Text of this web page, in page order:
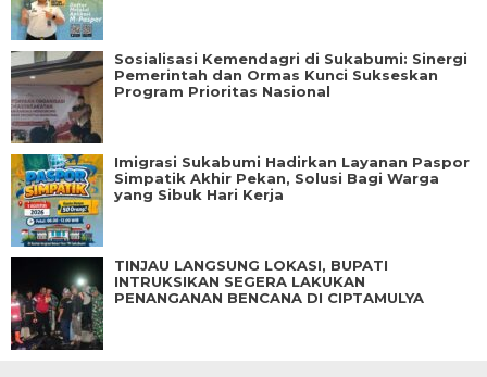
Sosialisasi Kemendagri di Sukabumi: Sinergi
Pemerintah dan Ormas Kunci Sukseskan
Program Prioritas Nasional
Imigrasi Sukabumi Hadirkan Layanan Paspor
Simpatik Akhir Pekan, Solusi Bagi Warga
yang Sibuk Hari Kerja
TINJAU LANGSUNG LOKASI, BUPATI
INTRUKSIKAN SEGERA LAKUKAN
PENANGANAN BENCANA DI CIPTAMULYA